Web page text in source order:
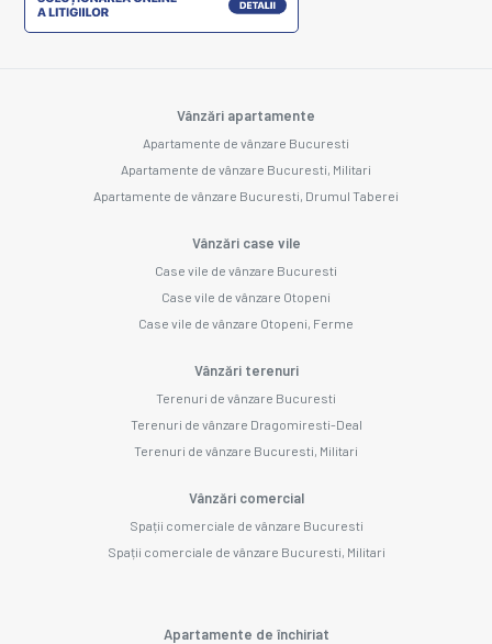
Vânzări apartamente
Apartamente de vânzare Bucuresti
Apartamente de vânzare Bucuresti, Militari
Apartamente de vânzare Bucuresti, Drumul Taberei
Vânzări case vile
Case vile de vânzare Bucuresti
Case vile de vânzare Otopeni
Case vile de vânzare Otopeni, Ferme
Vânzări terenuri
Terenuri de vânzare Bucuresti
Terenuri de vânzare Dragomiresti-Deal
Terenuri de vânzare Bucuresti, Militari
Vânzări comercial
Spații comerciale de vânzare Bucuresti
Spații comerciale de vânzare Bucuresti, Militari
Apartamente de închiriat